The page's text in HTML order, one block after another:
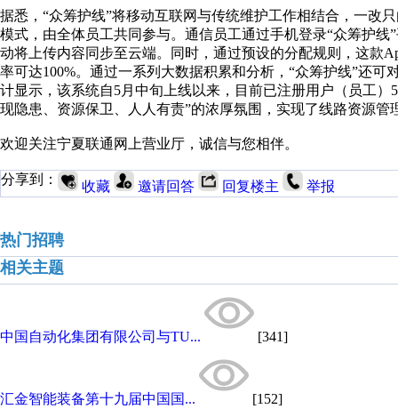
据悉，“众筹护线”将移动互联网与传统维护工作相结合，一改
模式，由全体员工共同参与。通信员工通过手机登录“众筹护
动将上传内容同步至云端。同时，通过预设的分配规则，这款
率可达100%。通过一系列大数据积累和分析，“众筹护线”还
计显示，该系统自5月中旬上线以来，目前已注册用户（员工
现隐患、资源保卫、人人有责”的浓厚氛围，实现了线路资源管
欢迎关注宁夏联通网上营业厅，诚信与您相伴。
分享到： 收藏 邀请回答 回复楼主 举报
热门招聘
相关主题
中国自动化集团有限公司与TU... [341]
汇金智能装备第十九届中国国... [152]